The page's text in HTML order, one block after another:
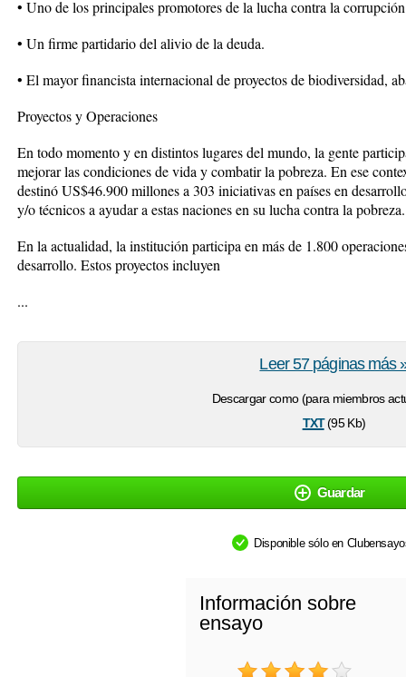
• Uno de los principales promotores de la lucha contra la
• Un firme partidario del alivio de la deuda.
• El mayor financista internacional de proyectos de biodiversidad,
Proyectos y Operaciones
En todo momento y en distintos lugares del mundo, la gente
mejorar las condiciones de vida y combatir la pobreza. En ese
destinó US$46.900 millones a 303 iniciativas en países en
y/o técnicos a ayudar a estas naciones en su lucha contra la pobreza.
En la actualidad, la institución participa en más de 1.800
desarrollo. Estos proyectos incluyen
...
Descargar como (para miembros
txt(95 Kb)
Leer 57 páginas más
Guardar
Disponible sólo en
Información sobre
ensayo